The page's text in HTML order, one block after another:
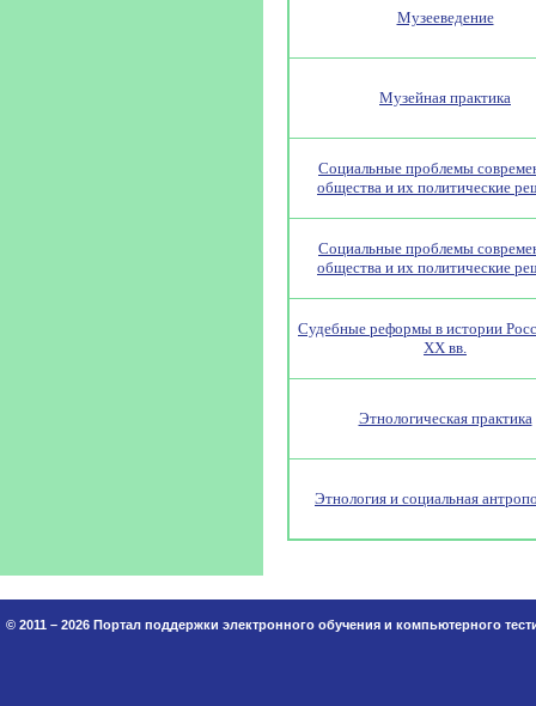
Музееведение
Музейная практика
Социальные проблемы
общества и их политические
Социальные проблемы
общества и их политические
Судебные реформы в истории
XX вв.
Этнологическая практика
Этнология и социальная
© 2011 – 2026 Портал поддержки электронного обучения и компьютерного